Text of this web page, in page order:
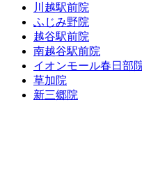
川越駅前院
ふじみ野院
越谷駅前院
南越谷駅前院
イオンモール春日部
草加院
新三郷院